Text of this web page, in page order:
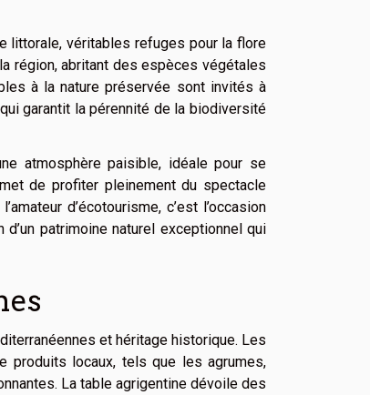
littorale, véritables refuges pour la flore
région, abritant des espèces végétales
à la nature préservée sont invités à
garantit la pérennité de la biodiversité
atmosphère paisible, idéale pour se
de profiter pleinement du spectacle
d’écotourisme, c’est l’occasion
patrimoine naturel exceptionnel qui
et héritage historique. Les
produits locaux, tels que les agrumes,
La table agrigentine dévoile des